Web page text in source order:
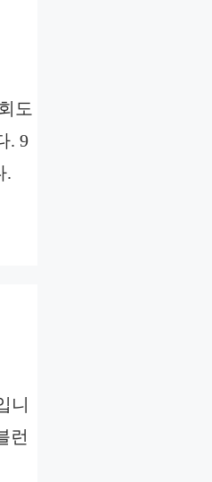
도
. 9
.
니
런